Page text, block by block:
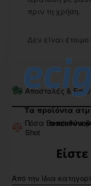
Τα προϊόντα
πριν τη χρήση.
Δεν είναι
Αποστολές &
Πόσα Booster να
Shot
Από την ίδια